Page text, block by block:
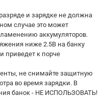
и зарядке не должна
случае это может
аккумуляторов.
ниже 2.5В на банку
приведет к порче
не снимайте защитную
во время зарядки. В
банок - НЕ ИСПОЛЬЗОВАТЬ!